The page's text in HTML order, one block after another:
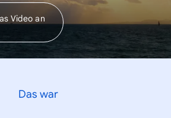
Video an
Das war